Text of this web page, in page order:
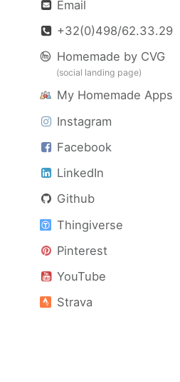
Email
+32(0)498/62.33.29
Homemade by CVG
(social landing page)
My Homemade Apps
Instagram
Facebook
LinkedIn
Github
Thingiverse
Pinterest
YouTube
Strava